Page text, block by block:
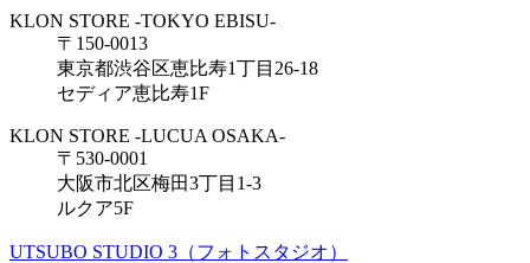
KLON STORE -TOKYO EBISU-
〒150-0013
東京都渋谷区恵比寿1丁目26-18
セディア恵比寿1F
KLON STORE -LUCUA OSAKA-
〒530-0001
大阪市北区梅田3丁目1-3
ルクア5F
UTSUBO STUDIO 3（フォトスタジオ）